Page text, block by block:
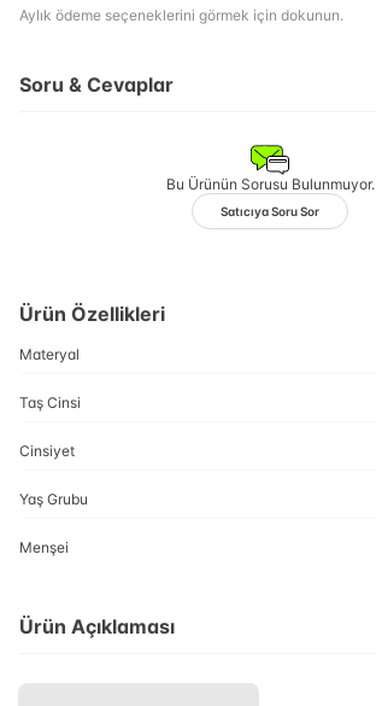
Aylık ödeme seçeneklerini görmek için dokunun.
Soru & Cevaplar
Bu Ürünün Sorusu Bulunmuyor.
Satıcıya Soru Sor
Ürün Özellikleri
Materyal
Taş Cinsi
Cinsiyet
Yaş Grubu
Menşei
Ürün Açıklaması